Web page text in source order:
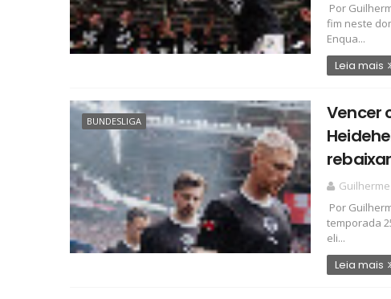
Por
fim neste
Enqua...
Leia mais
BUNDESLIGA
Vencer
Por
temporada
eli...
Leia mais